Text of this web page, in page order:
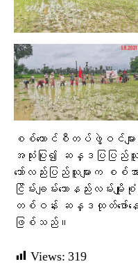
စစ်ကောင်စီတပ်ဖွဲ့ဝင်မျ
အသုံးပြု၍ ဆန္ဒပြပြည်
သော်လည်းပြည်သူများက စ
ငြိမ်းချမ်းသောနည်းလမ်း
တစ်ဝန်း ဆန္ဒထုတ်ဖော်
ဖြစ်သည်။
Views: 319